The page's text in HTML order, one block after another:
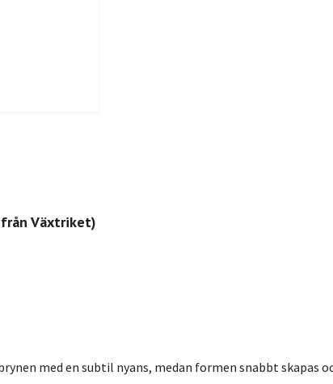
Växtriket)
med en subtil nyans, medan formen snabbt skapas